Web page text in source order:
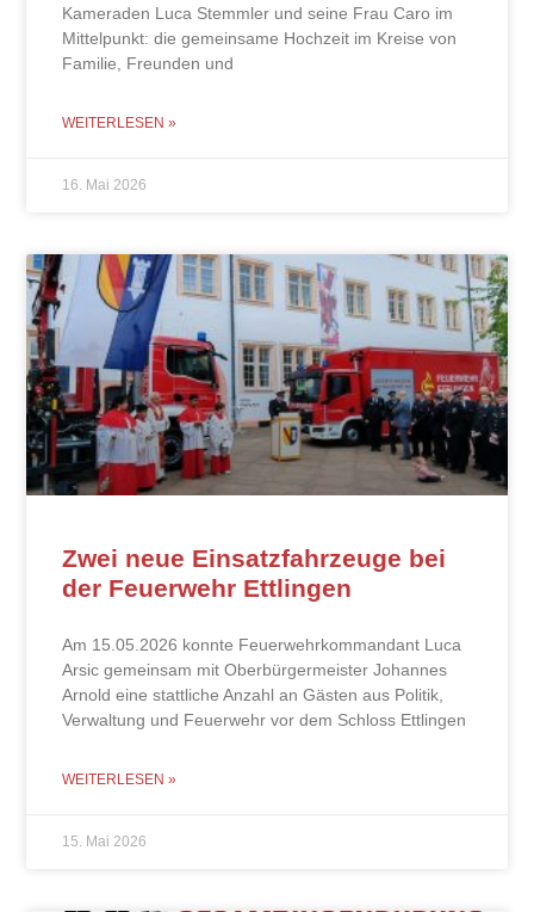
Kameraden Luca Stemmler und seine Frau Caro im
Mittelpunkt: die gemeinsame Hochzeit im Kreise von
Familie, Freunden und
WEITERLESEN »
16. Mai 2026
Zwei neue Einsatzfahrzeuge bei
der Feuerwehr Ettlingen
Am 15.05.2026 konnte Feuerwehrkommandant Luca
Arsic gemeinsam mit Oberbürgermeister Johannes
Arnold eine stattliche Anzahl an Gästen aus Politik,
Verwaltung und Feuerwehr vor dem Schloss Ettlingen
WEITERLESEN »
15. Mai 2026